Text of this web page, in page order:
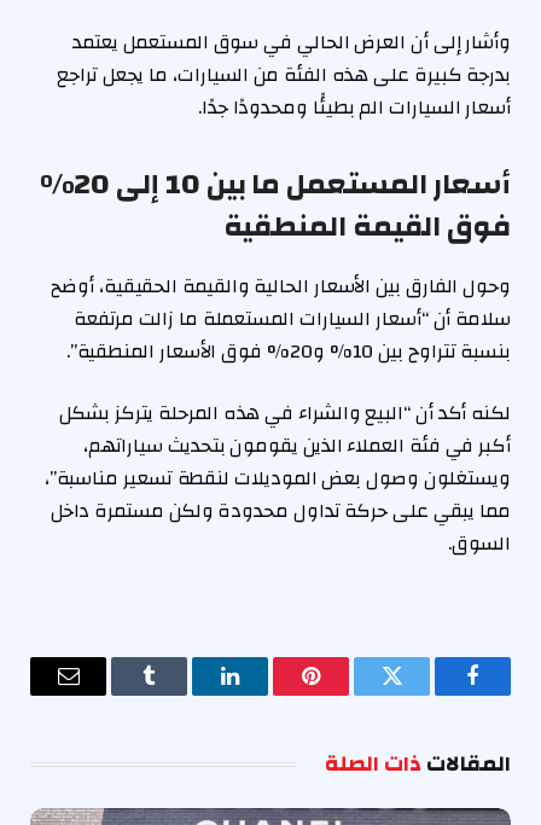
وأشار إلى أن العرض الحالي في سوق المستعمل يعتمد
بدرجة كبيرة على هذه الفئة من السيارات، ما يجعل تراجع
أسعار السيارات الم بطيئًا ومحدودًا جدًا.
أسعار المستعمل ما بين 10 إلى 20%
فوق القيمة المنطقية
وحول الفارق بين الأسعار الحالية والقيمة الحقيقية، أوضح
سلامة أن “أسعار السيارات المستعملة ما زالت مرتفعة
بنسبة تتراوح بين 10% و20% فوق الأسعار المنطقية”.
لكنه أكد أن “البيع والشراء في هذه المرحلة يتركز بشكل
أكبر في فئة العملاء الذين يقومون بتحديث سياراتهم،
ويستغلون وصول بعض الموديلات لنقطة تسعير مناسبة”،
مما يبقي على حركة تداول محدودة ولكن مستمرة داخل
السوق.
فيسبوك تويتر بينتيريستلينكدإن Tumblr
البريد
المقالاتذات الصلة